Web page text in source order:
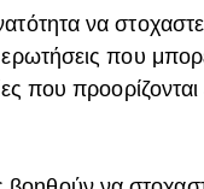
να
που
που προορίζονται